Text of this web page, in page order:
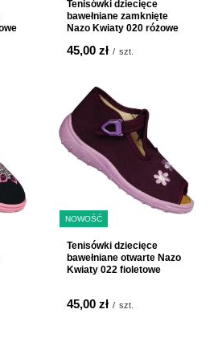
Tenisówki dziecięce
bawełniane zamknięte
Nazo Kwiaty 020 różowe
45,00 zł / szt.
NOWOŚĆ
Tenisówki dziecięce
bawełniane otwarte Nazo
Kwiaty 022 fioletowe
45,00 zł / szt.